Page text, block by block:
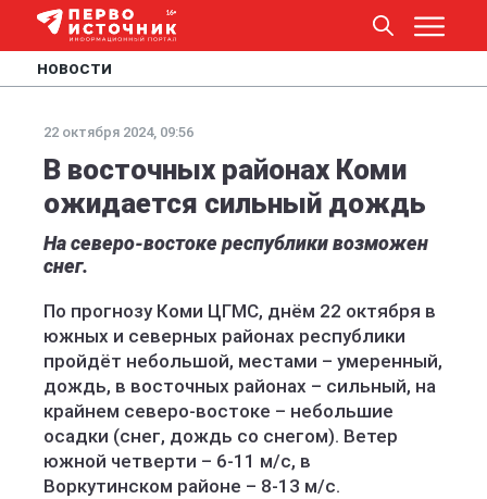
НОВОСТИ
22 октября 2024, 09:56
В восточных районах Коми
ожидается сильный дождь
На северо-востоке республики возможен
снег.
По прогнозу Коми ЦГМС, днём 22 октября в
южных и северных районах республики
пройдёт небольшой, местами – умеренный,
дождь, в восточных районах – сильный, на
крайнем северо-востоке – небольшие
осадки (снег, дождь со снегом). Ветер
южной четверти – 6-11 м/с, в
Воркутинском районе – 8-13 м/с.